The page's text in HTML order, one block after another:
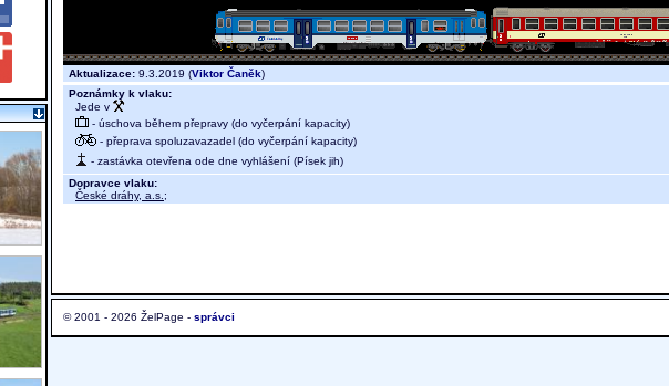
Aktualizace: 9.3.2019 (Viktor Čaněk)
Poznámky k vlaku:
Jede v
- úschova během přepravy (do vyčerpání kapacity)
- přeprava spoluzavazadel (do vyčerpání kapacity)
- zastávka otevřena ode dne vyhlášení (Písek jih)
Dopravce vlaku:
České dráhy, a.s. ;
© 2001 - 2026 ŽelPage - správci